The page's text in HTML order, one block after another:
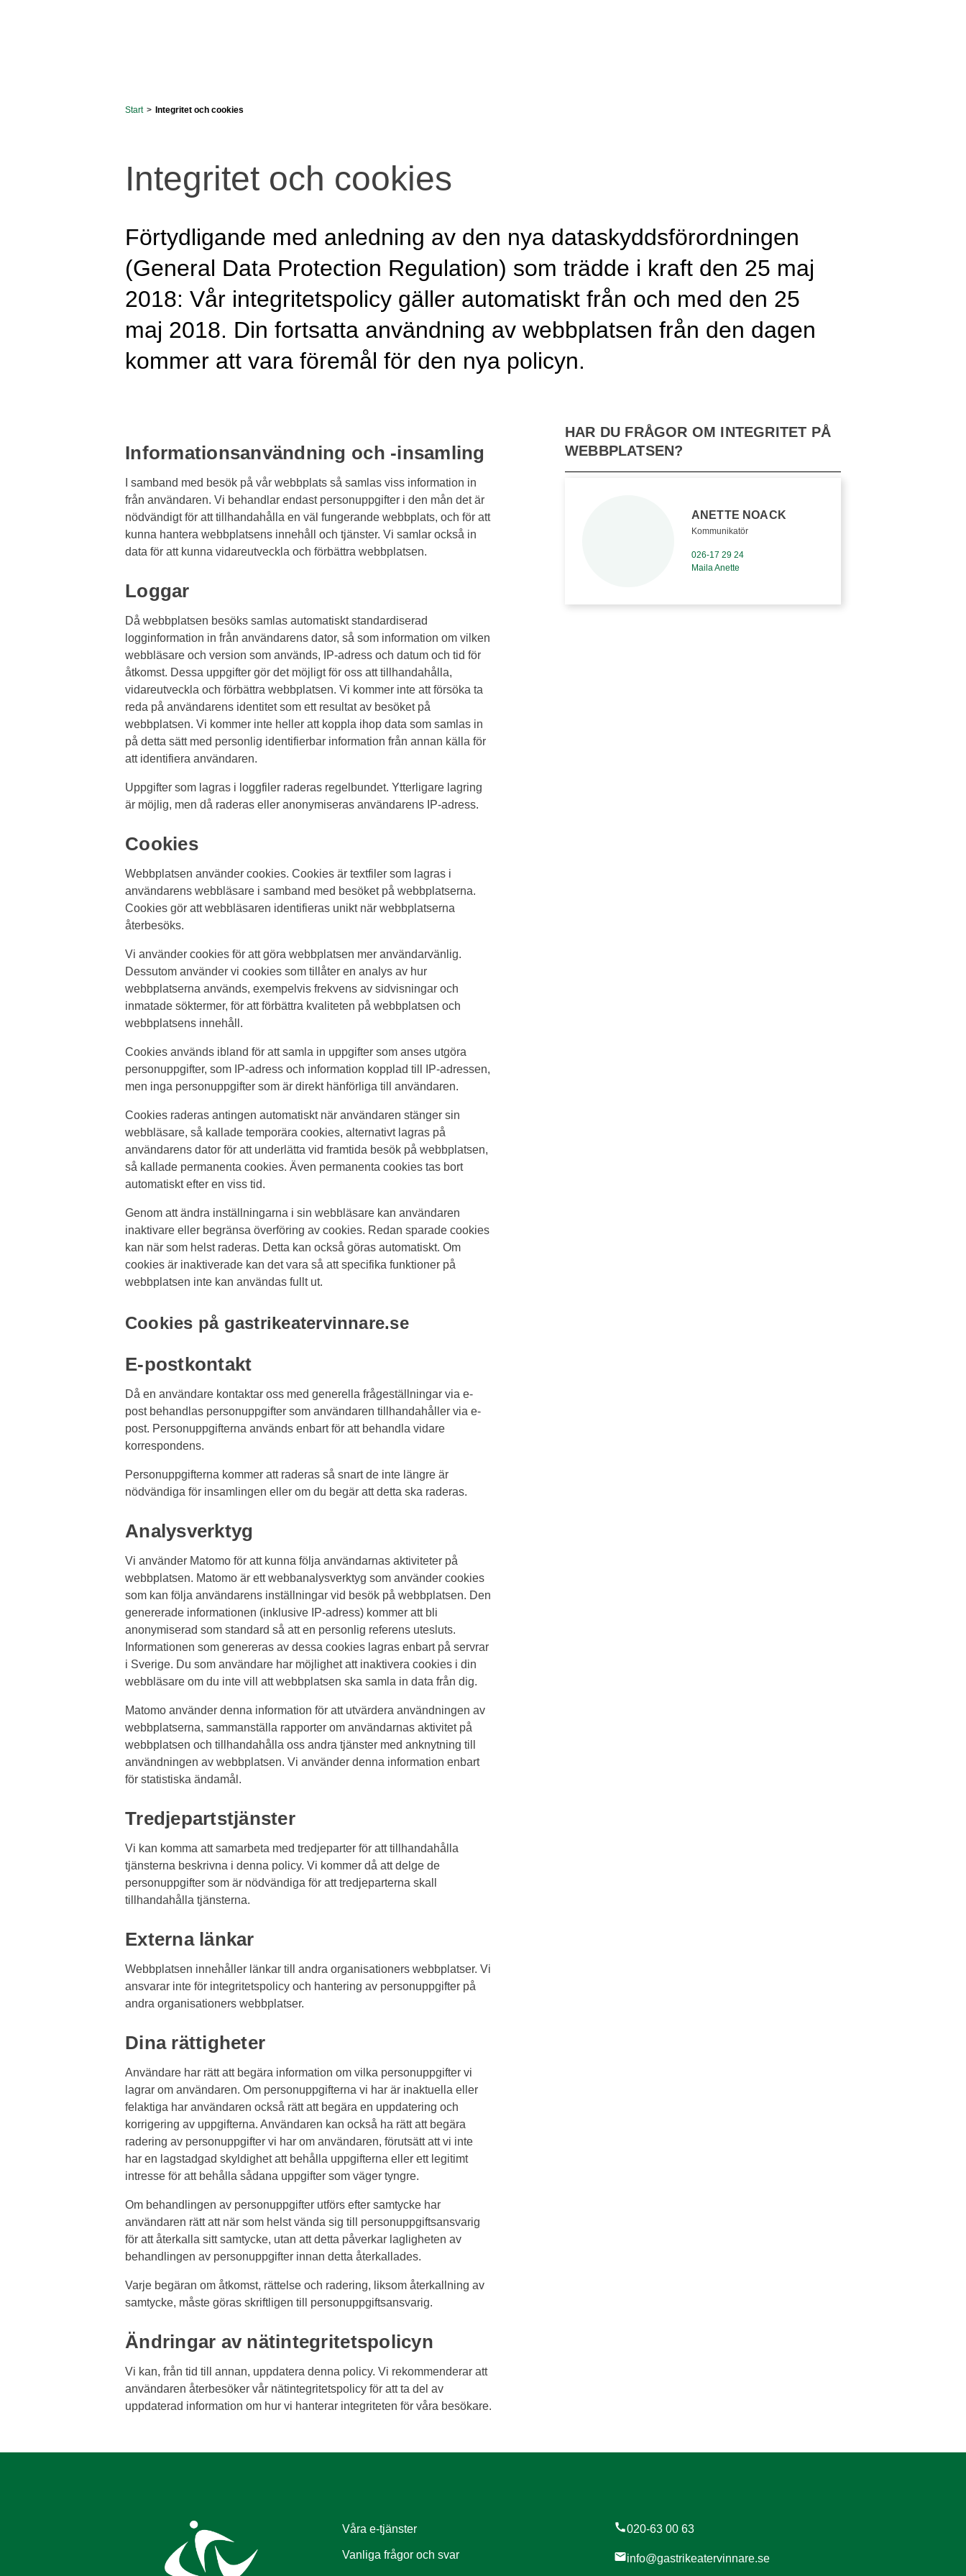
Start > Integritet och cookies
Integritet och cookies
Förtydligande med anledning av den nya dataskyddsförordningen
(General Data Protection Regulation) som trädde i kraft den 25 maj
2018: Vår integritetspolicy gäller automatiskt från och med den 25
maj 2018. Din fortsatta användning av webbplatsen från den dagen
kommer att vara föremål för den nya policyn.
Informationsanvändning och -insamling
I samband med besök på vår webbplats så samlas viss information in
från användaren. Vi behandlar endast personuppgifter i den mån det är
nödvändigt för att tillhandahålla en väl fungerande webbplats, och för att
kunna hantera webbplatsens innehåll och tjänster. Vi samlar också in
data för att kunna vidareutveckla och förbättra webbplatsen.
Loggar
Då webbplatsen besöks samlas automatiskt standardiserad
logginformation in från användarens dator, så som information om vilken
webbläsare och version som används, IP-adress och datum och tid för
åtkomst. Dessa uppgifter gör det möjligt för oss att tillhandahålla,
vidareutveckla och förbättra webbplatsen. Vi kommer inte att försöka ta
reda på användarens identitet som ett resultat av besöket på
webbplatsen. Vi kommer inte heller att koppla ihop data som samlas in
på detta sätt med personlig identifierbar information från annan källa för
att identifiera användaren.
Uppgifter som lagras i loggfiler raderas regelbundet. Ytterligare lagring
är möjlig, men då raderas eller anonymiseras användarens IP-adress.
Cookies
Webbplatsen använder cookies. Cookies är textfiler som lagras i
användarens webbläsare i samband med besöket på webbplatserna.
Cookies gör att webbläsaren identifieras unikt när webbplatserna
återbesöks.
Vi använder cookies för att göra webbplatsen mer användarvänlig.
Dessutom använder vi cookies som tillåter en analys av hur
webbplatserna används, exempelvis frekvens av sidvisningar och
inmatade söktermer, för att förbättra kvaliteten på webbplatsen och
webbplatsens innehåll.
Cookies används ibland för att samla in uppgifter som anses utgöra
personuppgifter, som IP-adress och information kopplad till IP-adressen,
men inga personuppgifter som är direkt hänförliga till användaren.
Cookies raderas antingen automatiskt när användaren stänger sin
webbläsare, så kallade temporära cookies, alternativt lagras på
användarens dator för att underlätta vid framtida besök på webbplatsen,
så kallade permanenta cookies. Även permanenta cookies tas bort
automatiskt efter en viss tid.
Genom att ändra inställningarna i sin webbläsare kan användaren
inaktivare eller begränsa överföring av cookies. Redan sparade cookies
kan när som helst raderas. Detta kan också göras automatiskt. Om
cookies är inaktiverade kan det vara så att specifika funktioner på
webbplatsen inte kan användas fullt ut.
Cookies på gastrikeatervinnare.se
E-postkontakt
Då en användare kontaktar oss med generella frågeställningar via e-
post behandlas personuppgifter som användaren tillhandahåller via e-
post. Personuppgifterna används enbart för att behandla vidare
korrespondens.
Personuppgifterna kommer att raderas så snart de inte längre är
nödvändiga för insamlingen eller om du begär att detta ska raderas.
Analysverktyg
Vi använder Matomo för att kunna följa användarnas aktiviteter på
webbplatsen. Matomo är ett webbanalysverktyg som använder cookies
som kan följa användarens inställningar vid besök på webbplatsen. Den
genererade informationen (inklusive IP-adress) kommer att bli
anonymiserad som standard så att en personlig referens utesluts.
Informationen som genereras av dessa cookies lagras enbart på servrar
i Sverige. Du som användare har möjlighet att inaktivera cookies i din
webbläsare om du inte vill att webbplatsen ska samla in data från dig.
Matomo använder denna information för att utvärdera användningen av
webbplatserna, sammanställa rapporter om användarnas aktivitet på
webbplatsen och tillhandahålla oss andra tjänster med anknytning till
användningen av webbplatsen. Vi använder denna information enbart
för statistiska ändamål.
Tredjepartstjänster
Vi kan komma att samarbeta med tredjeparter för att tillhandahålla
tjänsterna beskrivna i denna policy. Vi kommer då att delge de
personuppgifter som är nödvändiga för att tredjeparterna skall
tillhandahålla tjänsterna.
Externa länkar
Webbplatsen innehåller länkar till andra organisationers webbplatser. Vi
ansvarar inte för integritetspolicy och hantering av personuppgifter på
andra organisationers webbplatser.
Dina rättigheter
Användare har rätt att begära information om vilka personuppgifter vi
lagrar om användaren. Om personuppgifterna vi har är inaktuella eller
felaktiga har användaren också rätt att begära en uppdatering och
korrigering av uppgifterna. Användaren kan också ha rätt att begära
radering av personuppgifter vi har om användaren, förutsätt att vi inte
har en lagstadgad skyldighet att behålla uppgifterna eller ett legitimt
intresse för att behålla sådana uppgifter som väger tyngre.
Om behandlingen av personuppgifter utförs efter samtycke har
användaren rätt att när som helst vända sig till personuppgiftsansvarig
för att återkalla sitt samtycke, utan att detta påverkar lagligheten av
behandlingen av personuppgifter innan detta återkallades.
Varje begäran om åtkomst, rättelse och radering, liksom återkallning av
samtycke, måste göras skriftligen till personuppgiftsansvarig.
Ändringar av nätintegritetspolicyn
Vi kan, från tid till annan, uppdatera denna policy. Vi rekommenderar att
användaren återbesöker vår nätintegritetspolicy för att ta del av
uppdaterad information om hur vi hanterar integriteten för våra besökare.
HAR DU FRÅGOR OM INTEGRITET PÅ
WEBBPLATSEN?
ANETTE NOACK
Kommunikatör
026-17 29 24
Maila Anette
Våra e-tjänster
Vanliga frågor och svar
call020-63 00 63
mailinfo@gastrikeatervinnare.se